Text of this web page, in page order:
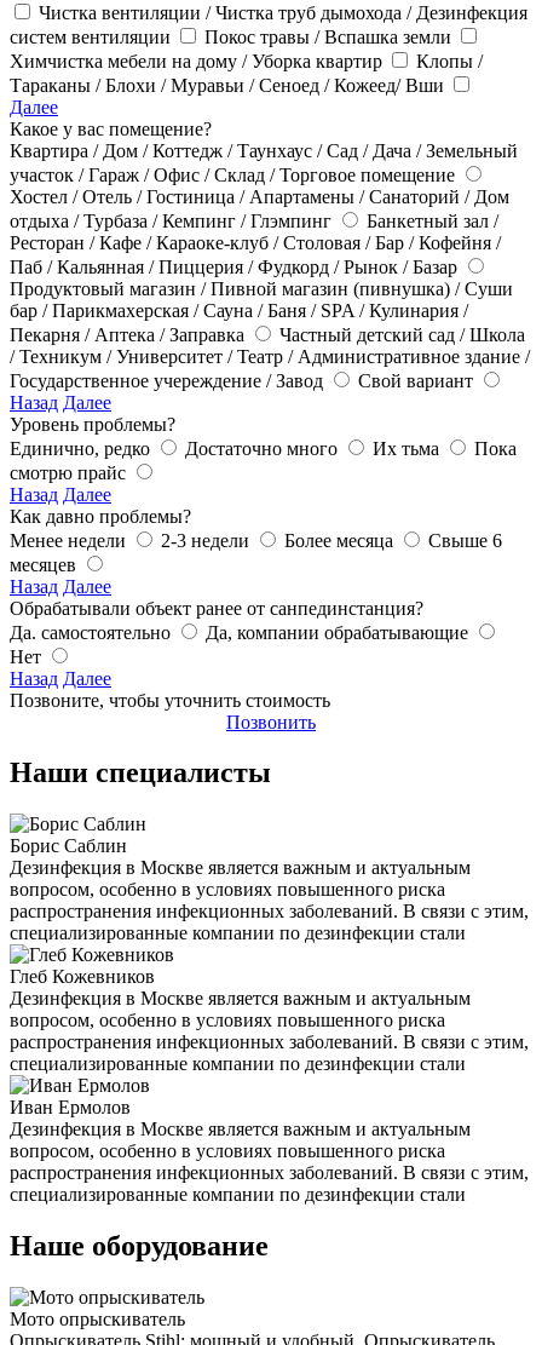
Чистка вентиляции / Чистка труб дымохода / Дезинфекция
систем вентиляции
Покос травы / Вспашка земли
Химчистка мебели на дому / Уборка квартир
Клопы /
Тараканы / Блохи / Муравьи / Сеноед / Кожеед/ Вши
Далее
Какое у вас помещение?
Квартира / Дом / Коттедж / Таунхаус / Сад / Дача / Земельный
участок / Гараж / Офис / Склад / Торговое помещение
Хостел / Отель / Гостиница / Апартамены / Санаторий / Дом
отдыха / Турбаза / Кемпинг / Глэмпинг
Банкетный зал /
Ресторан / Кафе / Караоке-клуб / Столовая / Бар / Кофейня /
Паб / Кальянная / Пиццерия / Фудкорд / Рынок / Базар
Продуктовый магазин / Пивной магазин (пивнушка) / Суши
бар / Парикмахерская / Сауна / Баня / SPA / Кулинария /
Пекарня / Аптека / Заправка
Частный детский сад / Школа
/ Техникум / Университет / Театр / Административное здание /
Государственное учереждение / Завод
Свой вариант
Назад Далее
Уровень проблемы?
Единично, редко
Достаточно много Их тьма
Пока
смотрю прайс
Назад Далее
Как давно проблемы?
Менее недели
2-3 недели Более месяца
Свыше 6
месяцев
Назад Далее
Обрабатывали объект ранее от санпединстанция?
Да. самостоятельно
Да, компании обрабатывающие
Нет
Назад Далее
Позвоните, чтобы уточнить стоимость
Позвонить
Наши специалисты
Борис Саблин
Дезинфекция в Москве является важным и актуальным
вопросом, особенно в условиях повышенного риска
распространения инфекционных заболеваний. В связи с этим,
специализированные компании по дезинфекции стали
Глеб Кожевников
Дезинфекция в Москве является важным и актуальным
вопросом, особенно в условиях повышенного риска
распространения инфекционных заболеваний. В связи с этим,
специализированные компании по дезинфекции стали
Иван Ермолов
Дезинфекция в Москве является важным и актуальным
вопросом, особенно в условиях повышенного риска
распространения инфекционных заболеваний. В связи с этим,
специализированные компании по дезинфекции стали
Наше оборудование
Мото опрыскиватель